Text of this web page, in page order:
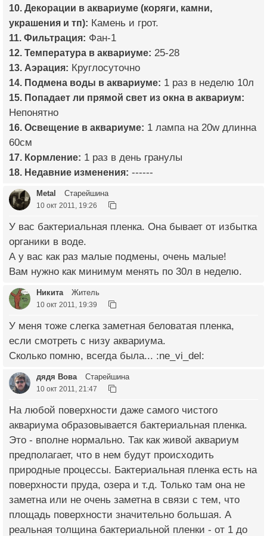
10. Декорации в аквариуме (коряги, камни,
украшения и тп): Камень и грот.
11. Фильтрация: Фан-1
12. Температура в аквариуме: 25-28
13. Аэрация: Круглосуточно
14. Подмена воды в аквариуме: 1 раз в неделю 10л
15. Попадает ли прямой свет из окна в аквариум:
Непонятно
16. Освещение в аквариуме: 1 лампа на 20w длинна
60см
17. Кормление: 1 раз в день гранулы
18. Недавние изменения: ------
Metal Старейшина
10 окт 2011, 19:26
У вас бактериальная пленка. Она бывает от избытка
органики в воде.
А у вас как раз малые подмены, очень малые!
Вам нужно как минимум менять по 30л в неделю.
Никита Житель
10 окт 2011, 19:39
У меня тоже слегка заметная беловатая пленка,
если смотреть с низу аквариума.
Сколько помню, всегда была... :ne_vi_del:
дядя Вова Старейшина
10 окт 2011, 21:47
На любой поверхности даже самого чистого
аквариума образовывается бактериальная пленка.
Это - вполне нормально. Так как живой аквариум
предполагает, что в нем будут происходить
природные процессы. Бактериальная пленка есть на
поверхности пруда, озера и т.д. Только там она не
заметна или не очень заметна в связи с тем, что
площадь поверхности значительно большая. А
реальная толщина бактериальной пленки - от 1 до